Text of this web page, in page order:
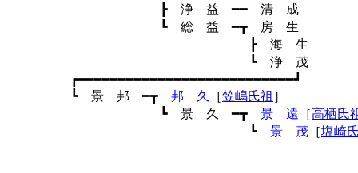
┣ 浄 益 ━━ 清
┗ 総 益 ━┳ 房
┣ 海 生
┗ 浄 茂
┏━━━━━━━━━━━━━━━━━━━━━━━━━━━┛
┗ 景 邦 ━┳ 邦 久 ［笠嶋氏祖 ］
┗ 景 久 ━┳ 景 遠 ［高栖氏
┗ 景 茂 ［塩崎